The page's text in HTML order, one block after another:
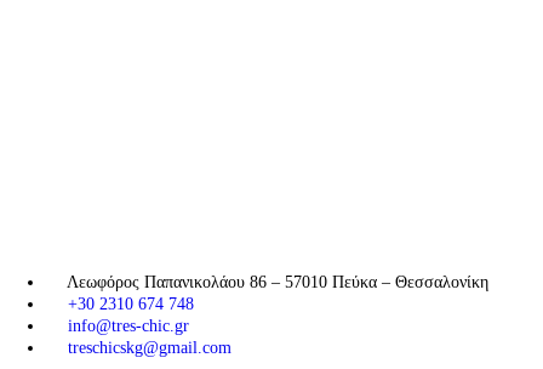
Λεωφόρος Παπανικολάου 86 – 57010 Πεύκα – Θεσσαλονίκη
+30 2310 674 748
info@tres-chic.gr
treschicskg@gmail.com